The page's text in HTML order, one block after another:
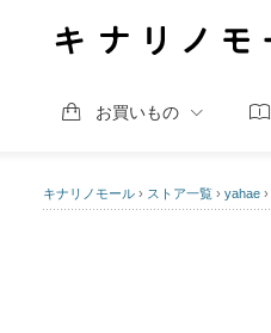
お買いもの
キナリノモール › ストア一覧 › yahae ›